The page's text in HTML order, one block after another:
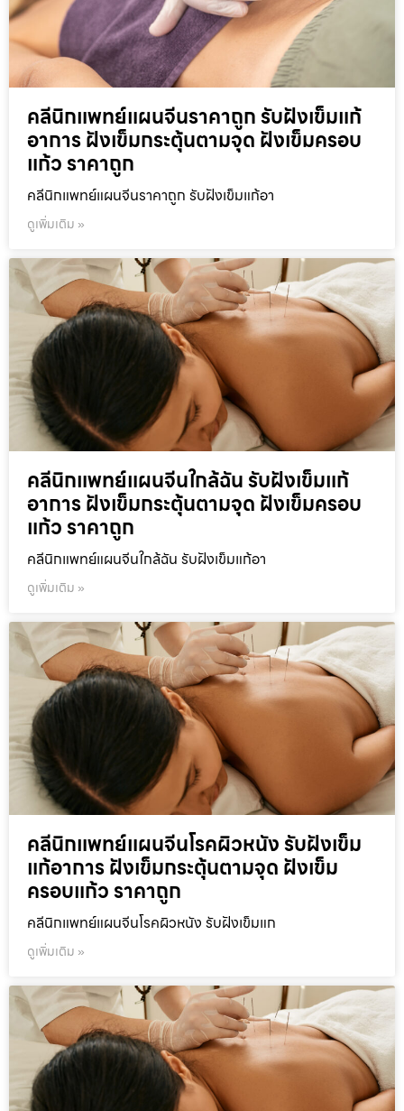
คลีนิกแพทย์แผนจีนราคาถูก รับฝังเข็มแก้
อาการ ฝังเข็มกระตุ้นตามจุด ฝังเข็มครอบ
แก้ว ราคาถูก
คลีนิกแพทย์แผนจีนราคาถูก รับฝังเข็มแก้อา
ดูเพิ่มเติม »
คลีนิกแพทย์แผนจีนใกล้ฉัน รับฝังเข็มแก้
อาการ ฝังเข็มกระตุ้นตามจุด ฝังเข็มครอบ
แก้ว ราคาถูก
คลีนิกแพทย์แผนจีนใกล้ฉัน รับฝังเข็มแก้อา
ดูเพิ่มเติม »
คลีนิกแพทย์แผนจีนโรคผิวหนัง รับฝังเข็ม
แก้อาการ ฝังเข็มกระตุ้นตามจุด ฝังเข็ม
ครอบแก้ว ราคาถูก
คลีนิกแพทย์แผนจีนโรคผิวหนัง รับฝังเข็มแก
ดูเพิ่มเติม »